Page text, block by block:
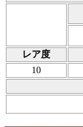
レア度
10